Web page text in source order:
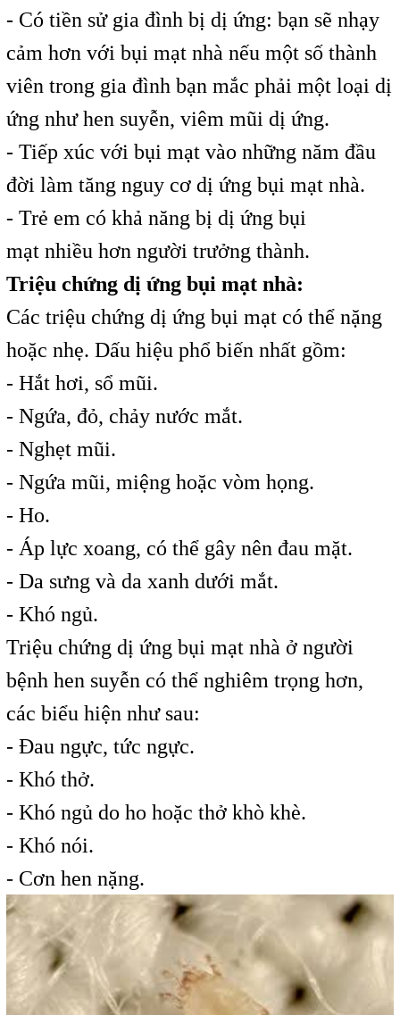
- Có tiền sử gia đình bị dị ứng: bạn sẽ nhạy
cảm hơn với bụi mạt nhà nếu một số thành
viên trong gia đình bạn mắc phải một loại dị
ứng như hen suyễn, viêm mũi dị ứng.
- Tiếp xúc với bụi mạt vào những năm đầu
đời làm tăng nguy cơ dị ứng bụi mạt nhà.
- Trẻ em có khả năng bị dị ứng bụi
mạt nhiều hơn người trưởng thành.
Triệu chứng dị ứng bụi mạt nhà:
Các triệu chứng dị ứng bụi mạt có thể nặng
hoặc nhẹ. Dấu hiệu phổ biến nhất gồm:
- Hắt hơi, sổ mũi.
- Ngứa, đỏ, chảy nước mắt.
- Nghẹt mũi.
- Ngứa mũi, miệng hoặc vòm họng.
- Ho.
- Áp lực xoang, có thể gây nên đau mặt.
- Da sưng và da xanh dưới mắt.
- Khó ngủ.
Triệu chứng dị ứng bụi mạt nhà ở người
bệnh hen suyễn có thể nghiêm trọng hơn,
các biểu hiện như sau:
- Đau ngực, tức ngực.
- Khó thở.
- Khó ngủ do ho hoặc thở khò khè.
- Khó nói.
- Cơn hen nặng.